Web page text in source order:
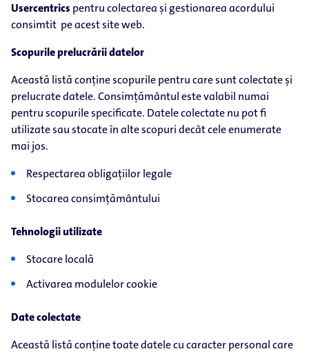
Usercentrics pentru colectarea și gestionarea acordului
consimtit pe acest site web.
Scopurile prelucrării datelor
Această listă conține scopurile pentru care sunt colectate și
prelucrate datele. Consimțământul este valabil numai
pentru scopurile specificate. Datele colectate nu pot fi
utilizate sau stocate în alte scopuri decât cele enumerate
mai jos.
Respectarea obligațiilor legale
Stocarea consimțământului
Tehnologii utilizate
Stocare locală
Activarea modulelor cookie
Date colectate
Această listă conține toate datele cu caracter personal care